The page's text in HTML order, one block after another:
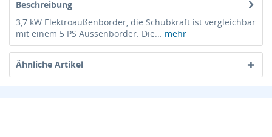
Beschreibung
3,7 kW Elektroaußenborder, die Schubkraft ist vergleichbar
mit einem 5 PS Aussenborder. Die... mehr
Ähnliche Artikel